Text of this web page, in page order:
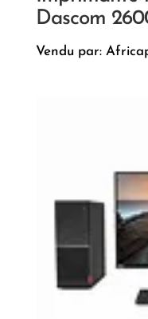
Dascom
Vendu par: